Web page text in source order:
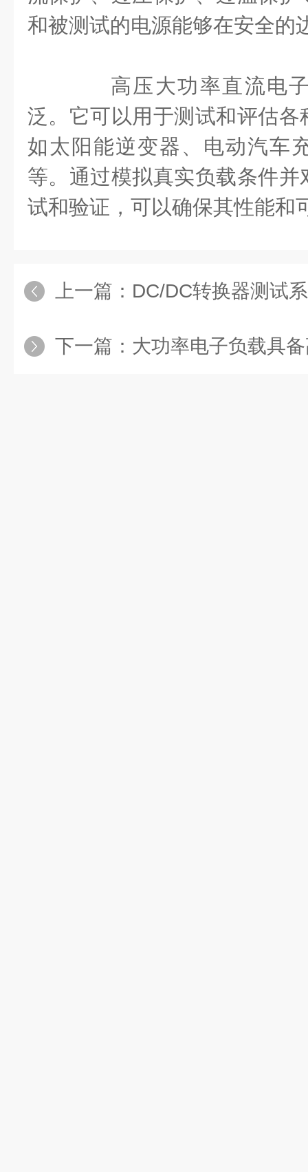
和被测试的电源能够在安全的
高压大功率直流电子
泛。它可以用于测试和评估
如太阳能逆变器、电动汽车
等。通过模拟真实负载条件
试和验证，可以确保其性能和
上一篇： DC/DC转换器测试
下一篇： 大功率电子负载具备高精